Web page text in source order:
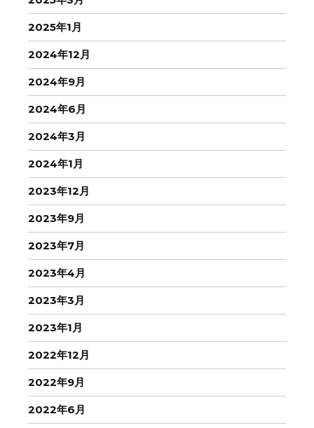
2025年1月
2024年12月
2024年9月
2024年6月
2024年3月
2024年1月
2023年12月
2023年9月
2023年7月
2023年4月
2023年3月
2023年1月
2022年12月
2022年9月
2022年6月